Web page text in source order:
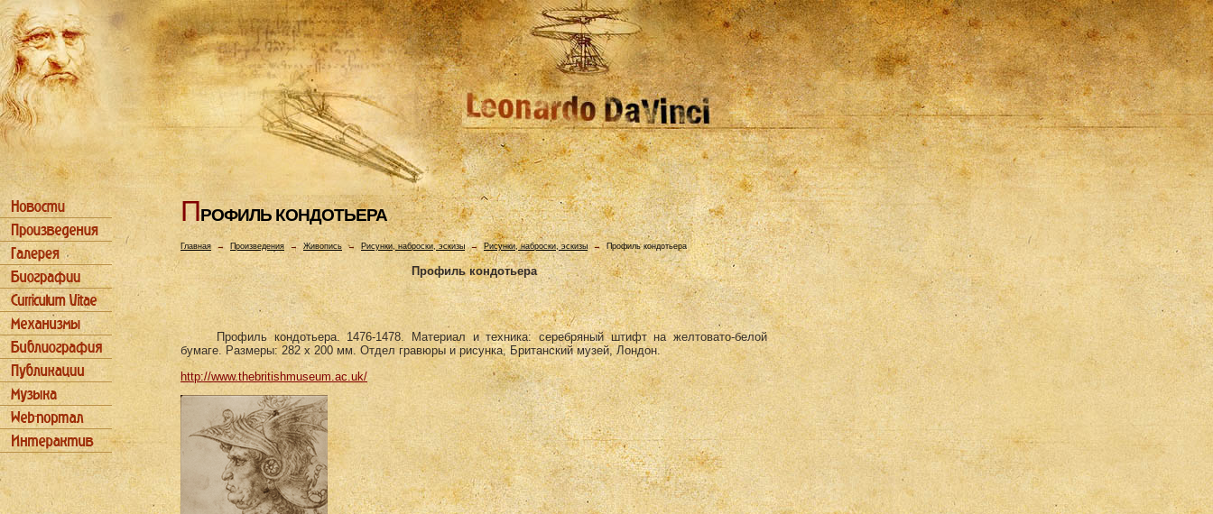
ПРОФИЛЬ КОHДОТЬЕРА
Главная→ Произведения → Живопись → Рисунки, наброски, эскизы →Рисунки, наброски, эскизы→Профиль кондотьера
Профиль кондотьера
Профиль кондотьера. 1476-1478. Материал и техника: серебряный штифт на желтовато-белой
бумаге. Размеры: 282 х 200 мм. Отдел гравюры и рисунка, Британский музей, Лондон.
http://www.thebritishmuseum.ac.uk/